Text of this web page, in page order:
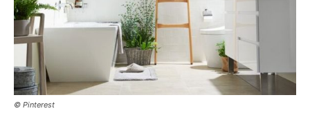
© Pinterest